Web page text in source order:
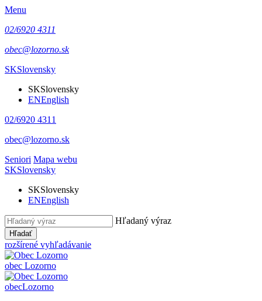
Menu
02/6920 4311
obec@lozorno.sk
SKSlovensky
SKSlovensky
ENEnglish
02/6920 4311
obec@lozorno.sk
Seniori Mapa webu
SKSlovensky
SKSlovensky
ENEnglish
Hľadaný výraz
Hľadať
rozšírené vyhľadávanie
obec Lozorno
obecLozorno